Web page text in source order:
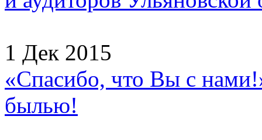
1 Дек 2015
«Спасибо, что Вы с
былью!